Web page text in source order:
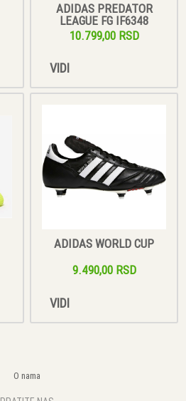
ADIDAS PREDATOR
LEAGUE FG IF6348
10.799,00 RSD
VIDI
ADIDAS WORLD CUP
9.490,00 RSD
VIDI
O nama